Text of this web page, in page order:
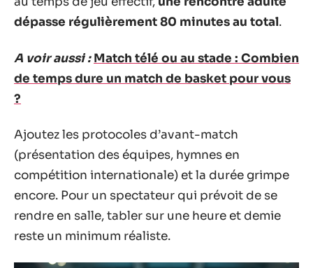
dépasse régulièrement 80 minutes au total.
A voir aussi : Match télé ou au stade : Combien
de temps dure un match de basket pour vous
?
Ajoutez les protocoles d’avant-match
(présentation des équipes, hymnes en
compétition internationale) et la durée grimpe
encore. Pour un spectateur qui prévoit de se
rendre en salle, tabler sur une heure et demie
reste un minimum réaliste.